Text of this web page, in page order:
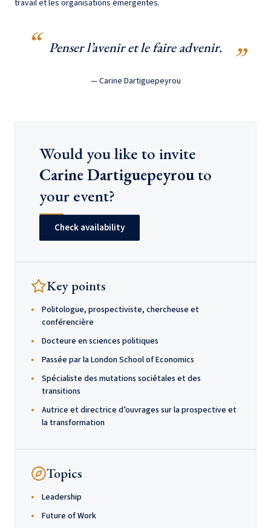
travail et les organisations émergentes.
Penser l’avenir et le faire advenir.
— Carine Dartiguepeyrou
Would you like to invite
Carine Dartiguepeyrouto
your event?
Check availability
Key points
Politologue, prospectiviste, chercheuse et
conférencière
Docteure en sciences politiques
Passée par la London School of Economics
Spécialiste des mutations sociétales et des
transitions
Autrice et directrice d’ouvrages sur la prospective et
la transformation
Topics
Leadership
Future of Work